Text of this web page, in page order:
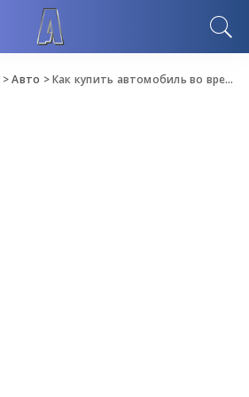
>Авто >Как купить автомобиль во время пандемии